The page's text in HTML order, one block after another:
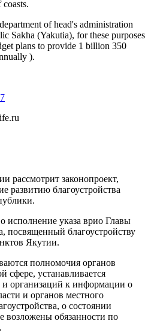
of head's administration
Sakha (Yakutia), for these purposes
plans to provide 1 billion 350
).
рассмотрит законопроект,
развитию благоустройства
исполнение указа врио Главы
посвященный благоустройству
Якутии.
полномочия органов
сфере, устанавливается
организаций к информации о
и органов местного
о состоянии
возложены обязанности по